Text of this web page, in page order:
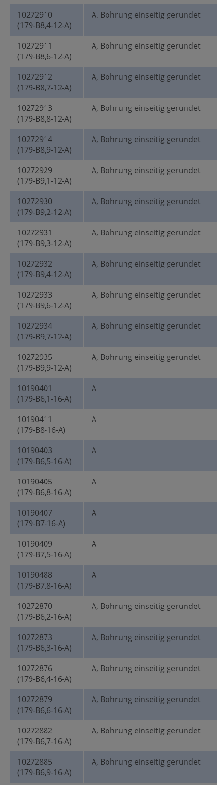
10272910
(179-B8,4-12-A)
A, Bohrung einseitig gerundet
10272911
(179-B8,6-12-A)
A, Bohrung einseitig gerundet
10272912
(179-B8,7-12-A)
A, Bohrung einseitig gerundet
10272913
(179-B8,8-12-A)
A, Bohrung einseitig gerundet
10272914
(179-B8,9-12-A)
A, Bohrung einseitig gerundet
10272929
(179-B9,1-12-A)
A, Bohrung einseitig gerundet
10272930
(179-B9,2-12-A)
A, Bohrung einseitig gerundet
10272931
(179-B9,3-12-A)
A, Bohrung einseitig gerundet
10272932
(179-B9,4-12-A)
A, Bohrung einseitig gerundet
10272933
(179-B9,6-12-A)
A, Bohrung einseitig gerundet
10272934
(179-B9,7-12-A)
A, Bohrung einseitig gerundet
10272935
(179-B9,9-12-A)
A, Bohrung einseitig gerundet
10190401
(179-B6,1-16-A)
A
10190411
(179-B8-16-A)
A
10190403
(179-B6,5-16-A)
A
10190405
(179-B6,8-16-A)
A
10190407
(179-B7-16-A)
A
10190409
(179-B7,5-16-A)
A
10190488
(179-B7,8-16-A)
A
10272870
(179-B6,2-16-A)
A, Bohrung einseitig gerundet
10272873
(179-B6,3-16-A)
A, Bohrung einseitig gerundet
10272876
(179-B6,4-16-A)
A, Bohrung einseitig gerundet
10272879
(179-B6,6-16-A)
A, Bohrung einseitig gerundet
10272882
(179-B6,7-16-A)
A, Bohrung einseitig gerundet
10272885
(179-B6,9-16-A)
A, Bohrung einseitig gerundet